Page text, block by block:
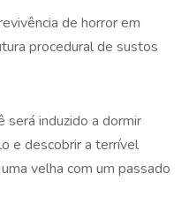
de horror em
procedural de sustos
será induzido a dormir
e descobrir a terrível
velha com um passado